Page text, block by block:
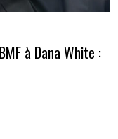
à Dana White :